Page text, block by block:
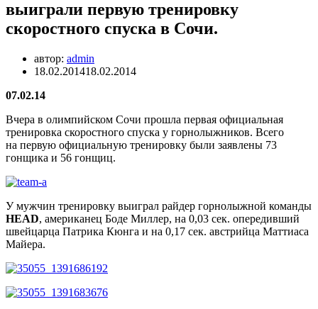
выиграли первую тренировку
скоростного спуска в Сочи.
автор: admin
18.02.201418.02.2014
07.02.14
Вчера в олимпийском Сочи прошла первая официальная
тренировка скоростного спуска у горнолыжников. Всего
на первую официальную тренировку были заявлены 73
гонщика и 56 гонщиц.
У мужчин тренировку выиграл райдер горнолыжной команды
HEAD, американец Боде Миллер, на 0,03 сек. опередивший
швейцарца Патрика Кюнга и на 0,17 сек. австрийца Маттиаса
Майера.